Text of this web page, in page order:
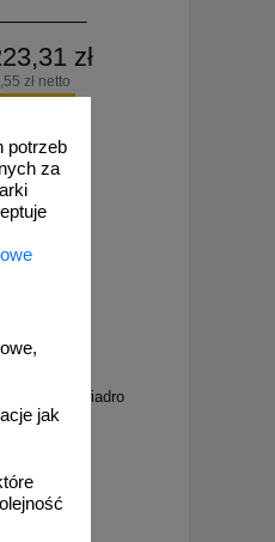
potrzeb
za
jak
zł
zł netto
5l ADR, wiadro